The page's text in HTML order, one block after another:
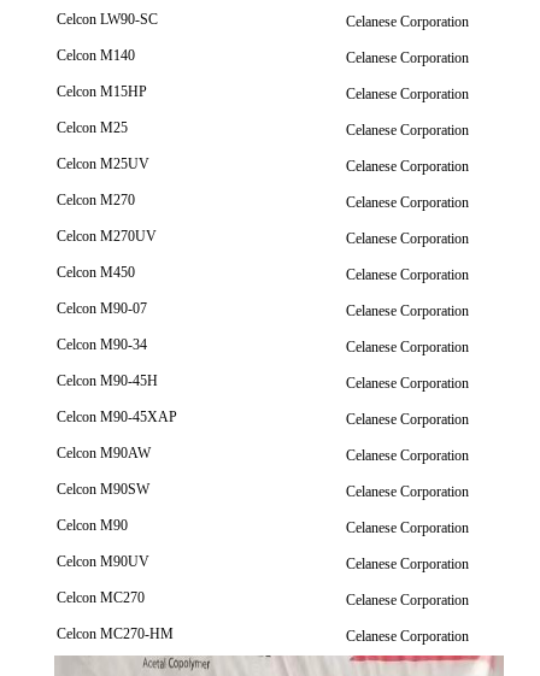
Celcon LW90-SC
Celanese Corporation
Celcon M140
Celanese Corporation
Celcon M15HP
Celanese Corporation
Celcon M25
Celanese Corporation
Celcon M25UV
Celanese Corporation
Celcon M270
Celanese Corporation
Celcon M270UV
Celanese Corporation
Celcon M450
Celanese Corporation
Celcon M90-07
Celanese Corporation
Celcon M90-34
Celanese Corporation
Celcon M90-45H
Celanese Corporation
Celcon M90-45XAP
Celanese Corporation
Celcon M90AW
Celanese Corporation
Celcon M90SW
Celanese Corporation
Celcon M90
Celanese Corporation
Celcon M90UV
Celanese Corporation
Celcon MC270
Celanese Corporation
Celcon MC270-HM
Celanese Corporation